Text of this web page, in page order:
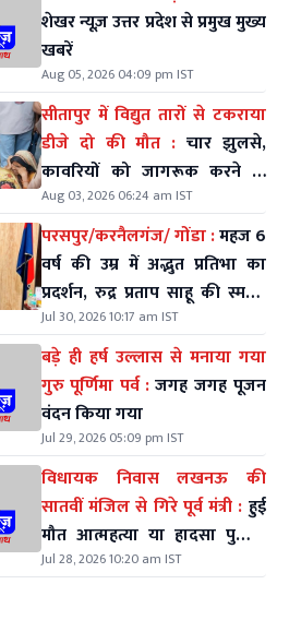
शेखर न्यूज़ उत्तर प्रदेश से प्रमुख मुख्य
खबरें
Aug 05, 2026 04:09 pm IST
सीतापुर में विद्युत तारों से टकराया
डीजे दो की मौत : चार झुलसे,
कावरियों को जागरूक करने के
लिए निकले थे
Aug 03, 2026 06:24 am IST
परसपुर/करनैलगंज/ गोंडा :महज 6
वर्ष की उम्र में अद्भुत प्रतिभा का
प्रदर्शन, रुद्र प्रताप साहू की स्मरण
शक्ति ने सभी को किया हैरान
Jul 30, 2026 10:17 am IST
बड़े ही हर्ष उल्लास से मनाया गया
गुरु पूर्णिमा पर्व :जगह जगह पूजन
वंदन किया गया
Jul 29, 2026 05:09 pm IST
विधायक निवास लखनऊ की
सातवीं मंजिल से गिरे पूर्व मंत्री : हुई
मौत आत्महत्या या हादसा पुलिस
कर रही जॉच
Jul 28, 2026 10:20 am IST